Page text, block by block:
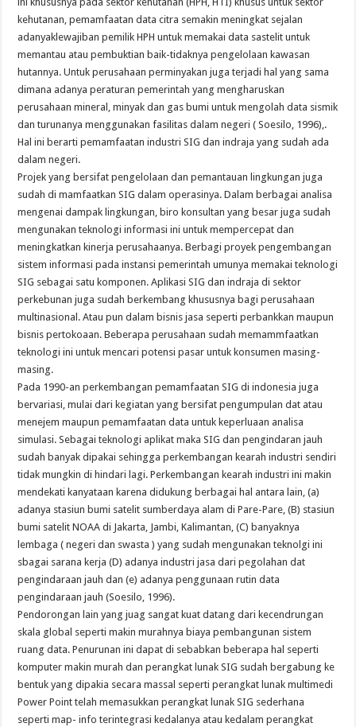
kehutanan, pemamfaatan data citra semakin meningkat sejalan
adanyaklewajiban pemilik HPH untuk memakai data sastelit untuk
memantau atau pembuktian baik-tidaknya pengelolaan kawasan
hutannya. Untuk perusahaan perminyakan juga terjadi hal yang sama
dimana adanya peraturan pemerintah yang mengharuskan
perusahaan mineral, minyak dan gas bumi untuk mengolah data sismik
dan turunanya menggunakan fasilitas dalam negeri ( Soesilo, 1996),.
Hal ini berarti pemamfaatan industri SIG dan indraja yang sudah ada
dalam negeri.
Projek yang bersifat pengelolaan dan pemantauan lingkungan juga
sudah di mamfaatkan SIG dalam operasinya. Dalam berbagai analisa
mengenai dampak lingkungan, biro konsultan yang besar juga sudah
mengunakan teknologi informasi ini untuk mempercepat dan
meningkatkan kinerja perusahaanya. Berbagi proyek pengembangan
sistem informasi pada instansi pemerintah umunya memakai teknologi
SIG sebagai satu komponen. Aplikasi SIG dan indraja di sektor
perkebunan juga sudah berkembang khususnya bagi perusahaan
multinasional. Atau pun dalam bisnis jasa seperti perbankkan maupun
bisnis pertokoaan. Beberapa perusahaan sudah memammfaatkan
teknologi ini untuk mencari potensi pasar untuk konsumen masing-
masing.
Pada 1990-an perkembangan pemamfaatan SIG di indonesia juga
bervariasi, mulai dari kegiatan yang bersifat pengumpulan dat atau
menejem maupun pemamfaatan data untuk keperluaan analisa
simulasi. Sebagai teknologi aplikat maka SIG dan pengindaran jauh
sudah banyak dipakai sehingga perkembangan kearah industri sendiri
tidak mungkin di hindari lagi. Perkembangan kearah industri ini makin
mendekati kanyataan karena didukung berbagai hal antara lain, (a)
adanya stasiun bumi satelit sumberdaya alam di Pare-Pare, (B) stasiun
bumi satelit NOAA di Jakarta, Jambi, Kalimantan, (C) banyaknya
lembaga ( negeri dan swasta ) yang sudah mengunakan teknolgi ini
sbagai sarana kerja (D) adanya industri jasa dari pegolahan dat
pengindaraan jauh dan (e) adanya penggunaan rutin data
pengindaraan jauh (Soesilo, 1996).
Pendorongan lain yang juag sangat kuat datang dari kecendrungan
skala global seperti makin murahnya biaya pembangunan sistem
ruang data. Penurunan ini dapat di sebabkan beberapa hal seperti
komputer makin murah dan perangkat lunak SIG sudah bergabung ke
bentuk yang dipakia secara massal seperti perangkat lunak multimedi
Power Point telah memasukkan perangkat lunak SIG sederhana
seperti map- info terintegrasi kedalanya atau kedalam perangkat